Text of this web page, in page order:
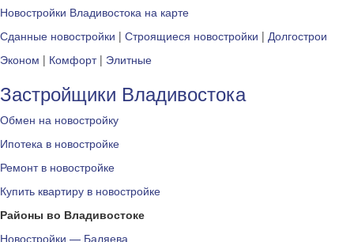
Новостройки Владивостока на карте
Сданные новостройки | Строящиеся новостройки | Долгострои
Эконом | Комфорт| Элитные
Застройщики Владивостока
Обмен на новостройку
Ипотека в новостройке
Ремонт в новостройке
Купить квартиру в новостройке
Районы во Владивостоке
Новостройки — Баляева